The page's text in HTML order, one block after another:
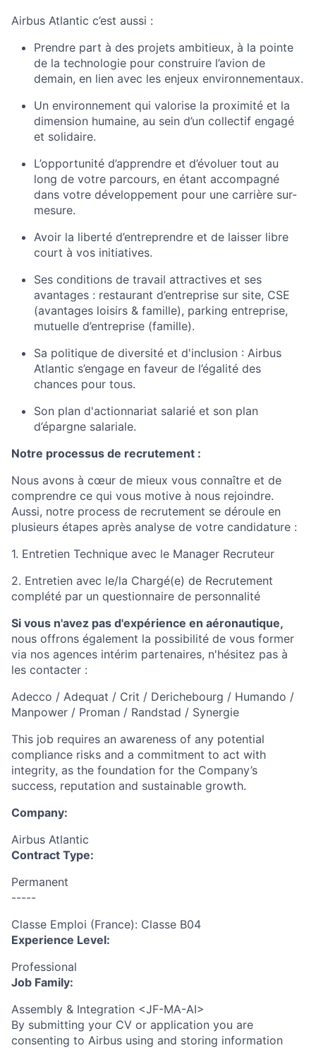
Airbus Atlantic c’est aussi :
Prendre part à des projets ambitieux, à la pointe
de la technologie pour construire l’avion de
demain, en lien avec les enjeux environnementaux.
Un environnement qui valorise la proximité et la
dimension humaine, au sein d’un collectif engagé
et solidaire.
L’opportunité d’apprendre et d’évoluer tout au
long de votre parcours, en étant accompagné
dans votre développement pour une carrière sur-
mesure.
Avoir la liberté d’entreprendre et de laisser libre
court à vos initiatives.
Ses conditions de travail attractives et ses
avantages : restaurant d’entreprise sur site, CSE
(avantages loisirs & famille), parking entreprise,
mutuelle d’entreprise (famille).
Sa politique de diversité et d'inclusion : Airbus
Atlantic s’engage en faveur de l’égalité des
chances pour tous.
Son plan d'actionnariat salarié et son plan
d’épargne salariale.
Notre processus de recrutement :
Nous avons à cœur de mieux vous connaître et de
comprendre ce qui vous motive à nous rejoindre.
Aussi, notre process de recrutement se déroule en
plusieurs étapes après analyse de votre candidature :
1. Entretien Technique avec le Manager Recruteur
2. Entretien avec le/la Chargé(e) de Recrutement
complété par un questionnaire de personnalité
Si vous n'avez pas d'expérience en aéronautique,
nous offrons également la possibilité de vous former
via nos agences intérim partenaires, n'hésitez pas à
les contacter :
Adecco / Adequat / Crit / Derichebourg / Humando /
Manpower / Proman / Randstad / Synergie
This job requires an awareness of any potential
compliance risks and a commitment to act with
integrity, as the foundation for the Company’s
success, reputation and sustainable growth.
Company:
Airbus Atlantic
Contract Type:
Permanent
-----
Classe Emploi (France): Classe B04
Experience Level:
Professional
Job Family:
Assembly & Integration <JF-MA-AI>
By submitting your CV or application you are
consenting to Airbus using and storing information